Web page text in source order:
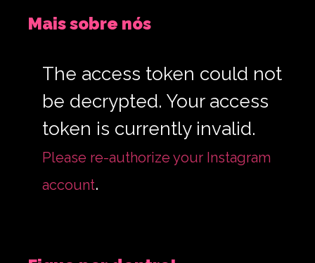
Mais sobre nós
The access token could not
be decrypted. Your access
token is currently invalid.
Please re-authorize your Instagram
account.